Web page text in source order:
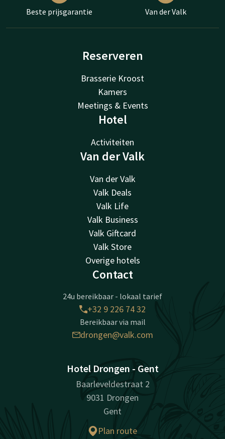
Beste prijsgarantie Van der Valk
Reserveren
Brasserie Kroost
Kamers
Meetings & Events
Hotel
Activiteiten
Van der Valk
Van der Valk
Valk Deals
Valk Life
Valk Business
Valk Giftcard
Valk Store
Overige hotels
Contact
24u bereikbaar - lokaal tarief
+32 9 226 74 32
Bereikbaar via mail
drongen@valk.com
Hotel Drongen - Gent
Baarleveldestraat 2
9031 Drongen
Gent
Plan route